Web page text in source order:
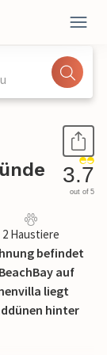
3.7
out of 5
2 Haustiere
befindet
auf
liegt
hinter